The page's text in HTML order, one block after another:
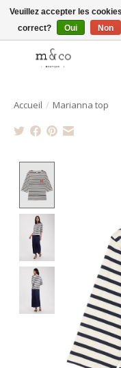
Livraison gratuite avec tout
Accueil / Marianna top
Veuillez accepter les
correct?
Oui Non